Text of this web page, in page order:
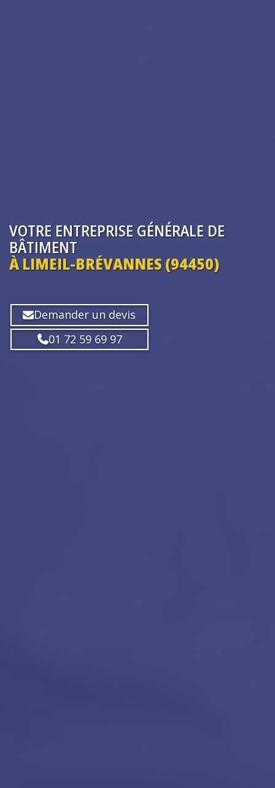
VOTRE ENTREPRISE GÉNÉRALE DE
BÂTIMENT
À LIMEIL-BRÉVANNES (94450)
Demander un devis
01 72 59 69 97